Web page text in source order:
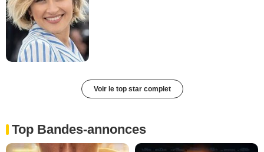
Voir le top star complet
Top Bandes-annonces